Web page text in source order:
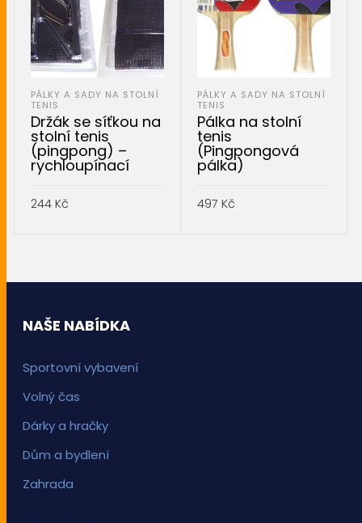
PÁLKY A SADY NA STOLNÍ
TENIS
Držák se síťkou na
stolní tenis
(pingpong) –
rychloupínací
244 Kč
PÁLKY A SADY NA STOLNÍ
TENIS
Pálka na stolní
tenis
(Pingpongová
pálka)
497 Kč
NAŠE NABÍDKA
Sportovní vybavení
Volný čas
Dárky a hračky
Dům a bydlení
Zahrada